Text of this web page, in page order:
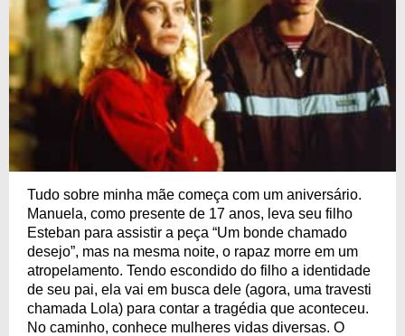
Tudo sobre minha mãe começa com um aniversário.
Manuela, como presente de 17 anos, leva seu filho
Esteban para assistir a peça “Um bonde chamado
desejo”, mas na mesma noite, o rapaz morre em um
atropelamento. Tendo escondido do filho a identidade
de seu pai, ela vai em busca dele (agora, uma travesti
chamada Lola) para contar a tragédia que aconteceu.
No caminho, conhece mulheres vidas diversas. O